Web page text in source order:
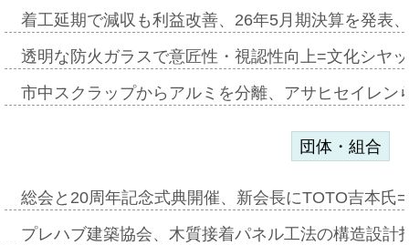
着工延期で減収も利益改善、26年5月期決算を発表
透明な防火ガラスで意匠性・視認性向上=文化シヤ
市中スクラップからアルミを分離、アサヒセイレ
団体・組合
総会と20周年記念式典開催、新会長にTOTO吉本氏
プレハブ建築協会、木質接着パネル工法の構造設